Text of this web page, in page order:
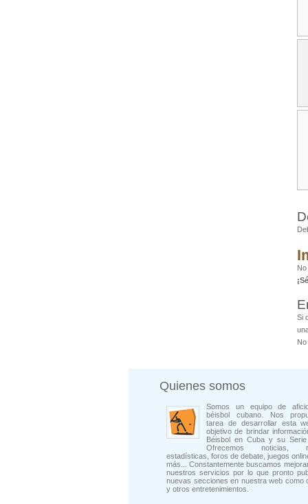
Si
Quienes somos
Somos un equipo de
béisbol cubano. Nos
tarea de desarrollar esta
objetivo de brindar
Béisbol en Cuba y su Serie
Ofrecemos noticias,
estadísticas, foros de debate, juegos
más... Constantemente buscamos
nuestros servicios por lo que pronto
nuevas secciones en nuestra web como
y otros entretenimientos.